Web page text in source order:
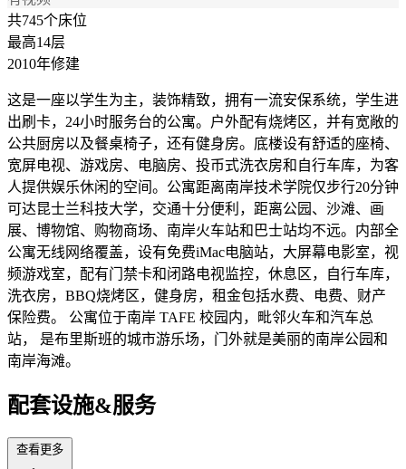
共745个床位
最高14层
2010年修建
这是一座以学生为主，装饰精致，拥有一流安保系统，学生进
出刷卡，24小时服务台的公寓。户外配有烧烤区，并有宽敞的
公共厨房以及餐桌椅子，还有健身房。底楼设有舒适的座椅、
宽屏电视、游戏房、电脑房、投币式洗衣房和自行车库，为客
人提供娱乐休闲的空间。公寓距离南岸技术学院仅步行20分钟
可达昆士兰科技大学，交通十分便利，距离公园、沙滩、画
展、博物馆、购物商场、南岸火车站和巴士站均不远。内部全
公寓无线网络覆盖，设有免费iMac电脑站，大屏幕电影室，视
频游戏室，配有门禁卡和闭路电视监控，休息区，自行车库，
洗衣房，BBQ烧烤区，健身房，租金包括水费、电费、财产
保险费。 公寓位于南岸 TAFE 校园内，毗邻火车和汽车总
站， 是布里斯班的城市游乐场，门外就是美丽的南岸公园和
南岸海滩。
配套设施&服务